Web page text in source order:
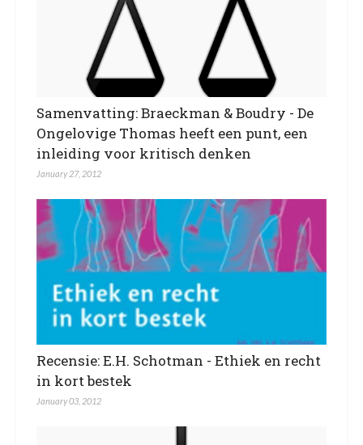
Samenvatting: Braeckman & Boudry - De
Ongelovige Thomas heeft een punt, een
inleiding voor kritisch denken
January 27, 2012
Recensie: E.H. Schotman - Ethiek en recht
in kort bestek
January 03, 2012